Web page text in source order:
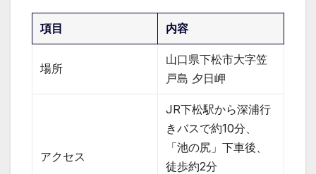
項目 内容
場所
山口県下松市大字笠
戸島 夕日岬
アクセス
JR下松駅から深浦行
きバスで約10分、
「池の尻」下車後、
徒歩約2分